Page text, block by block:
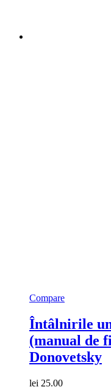
Compare
Întâlnirile
(manual de
Donovetsky
lei 25.00